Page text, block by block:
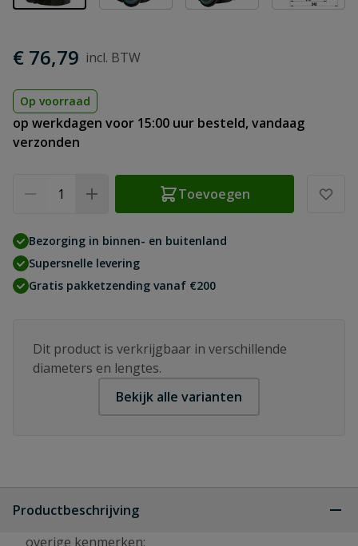
€ 76,79
Op voorraad
op werkdagen voor 15:00 uur besteld, vandaag
verzonden
Toevoegen
Bezorging in binnen- en buitenland
Supersnelle levering
Gratis pakketzending vanaf €200
Dit product is verkrijgbaar in verschillende
diameters en lengtes.
Bekijk alle varianten
Productbeschrijving
overige kenmerken: